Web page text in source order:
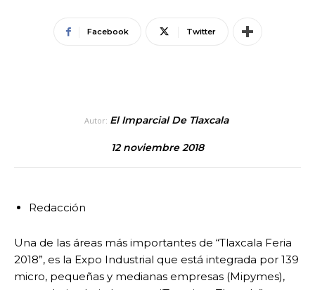
Facebook Twitter
Autor: El Imparcial De Tlaxcala
12 noviembre 2018
Redacción
Una de las áreas más importantes de “Tlaxcala Feria
2018”, es la Expo Industrial que está integrada por 139
micro, pequeñas y medianas empresas (Mipymes),